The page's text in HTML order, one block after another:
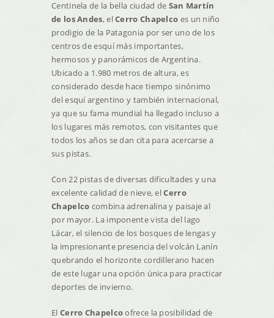
Centinela de la bella ciudad de San Martín
de los Andes, elCerro Chapelco es un niño
prodigio de la Patagonia por ser uno de los
centros de esquí más importantes,
hermosos y panorámicos de Argentina.
Ubicado a 1.980 metros de altura, es
considerado desde hace tiempo sinónimo
del esquí argentino y también internacional,
ya que su fama mundial ha llegado incluso a
los lugares más remotos, con visitantes que
todos los años se dan cita para acercarse a
sus pistas.
Con 22 pistas de diversas dificultades y una
excelente calidad de nieve, elCerro
Chapelco combina adrenalina y paisaje al
por mayor. La imponente vista del lago
Lácar, el silencio de los bosques de lengas y
la impresionante presencia del volcán Lanín
quebrando el horizonte cordillerano hacen
de este lugar una opción única para practicar
deportes de invierno.
El Cerro Chapelcoofrece la posibilidad de